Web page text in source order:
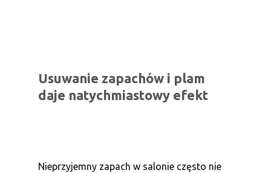
Usuwanie zapachów i plam
daje natychmiastowy efekt
Nieprzyjemny zapach w salonie często nie